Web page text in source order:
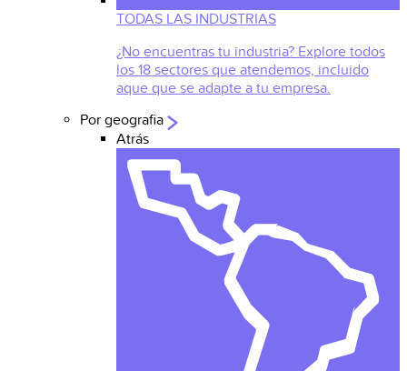
TODAS LAS INDUSTRIAS
¿No encuentras tu industria? Explore todos
los 18 sectores que atendemos, incluido
aque que se adapte a tu empresa.
Por geografia
Atrás